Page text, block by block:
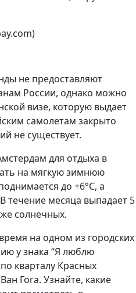
не предоставляют
России, однако можно
визе, которую выдает
самолетам закрыто
не существует.
для отдыха в
на мягкую зимнюю
до +6°С, а
течение месяца выпадает 5
солнечных.
на одном из городских
у знака “Я люблю
кварталу Красных
Гога. Узнайте, какие